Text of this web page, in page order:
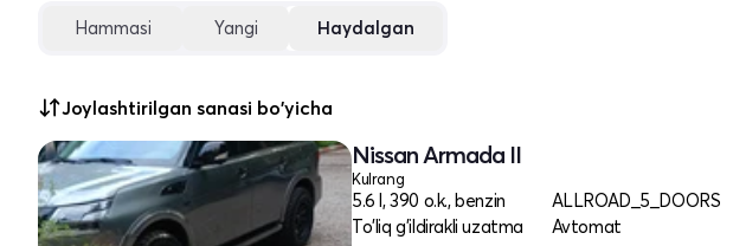
Hammasi Yangi Haydalgan
Joylashtirilgan sanasi bo'yicha
Nissan Armada II
Kulrang
5.6 l, 390 o.k., benzin
ALLROAD_5_DOORS
To'liq g'ildirakli uzatma
Avtomat